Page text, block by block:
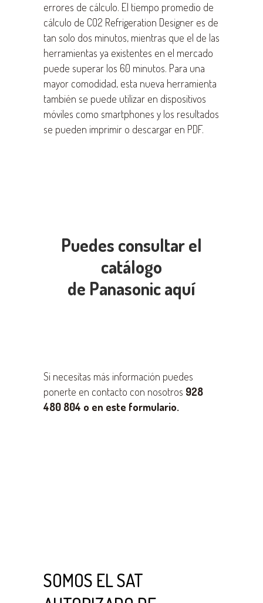
errores de cálculo. El tiempo promedio de
cálculo de CO2 Refrigeration Designer es de
tan solo dos minutos, mientras que el de las
herramientas ya existentes en el mercado
puede superar los 60 minutos. Para una
mayor comodidad, esta nueva herramienta
también se puede utilizar en dispositivos
móviles como smartphones y los resultados
se pueden imprimir o descargar en PDF.
Puedes consultar el
catálogo
de Panasonic aquí
Si necesitas más información puedes
ponerte en contacto con nosotros 928
480 804 o en este formulario.
SOMOS EL SAT